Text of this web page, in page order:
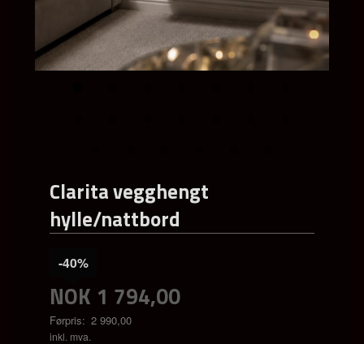
Clarita vegghengt
hylle/nattbord
NOK 1 794,00
Førpris: 2 990,00
Rabatt
-40%
inkl. mva.